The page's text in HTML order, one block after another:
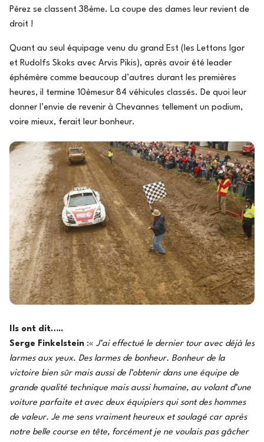
Pérez se classent 38ème. La coupe des dames leur revient de
droit !
Quant au seul équipage venu du grand Est (les Lettons Igor
et Rudolfs Skoks avec Arvis Pikis), après avoir été leader
éphémère comme beaucoup d’autres durant les premières
heures, il termine 10èmesur 84 véhicules classés. De quoi leur
donner l’envie de revenir à Chevannes tellement un podium,
voire mieux, ferait leur bonheur.
Ils ont dit…..
Serge Finkelstein :« J’ai effectué le dernier tour avec déjà les
larmes aux yeux. Des larmes de bonheur. Bonheur de la
victoire bien sûr mais aussi de l’obtenir dans une équipe de
grande qualité technique mais aussi humaine, au volant d’une
voiture parfaite et avec deux équipiers qui sont des hommes
de valeur. Je me sens vraiment heureux et soulagé car après
notre belle course en tête, forcément je ne voulais pas gâcher